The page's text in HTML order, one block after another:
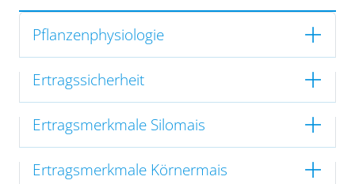
Pflanzenphysiologie
Ertragssicherheit
Ertragsmerkmale Silomais
Ertragsmerkmale Körnermais